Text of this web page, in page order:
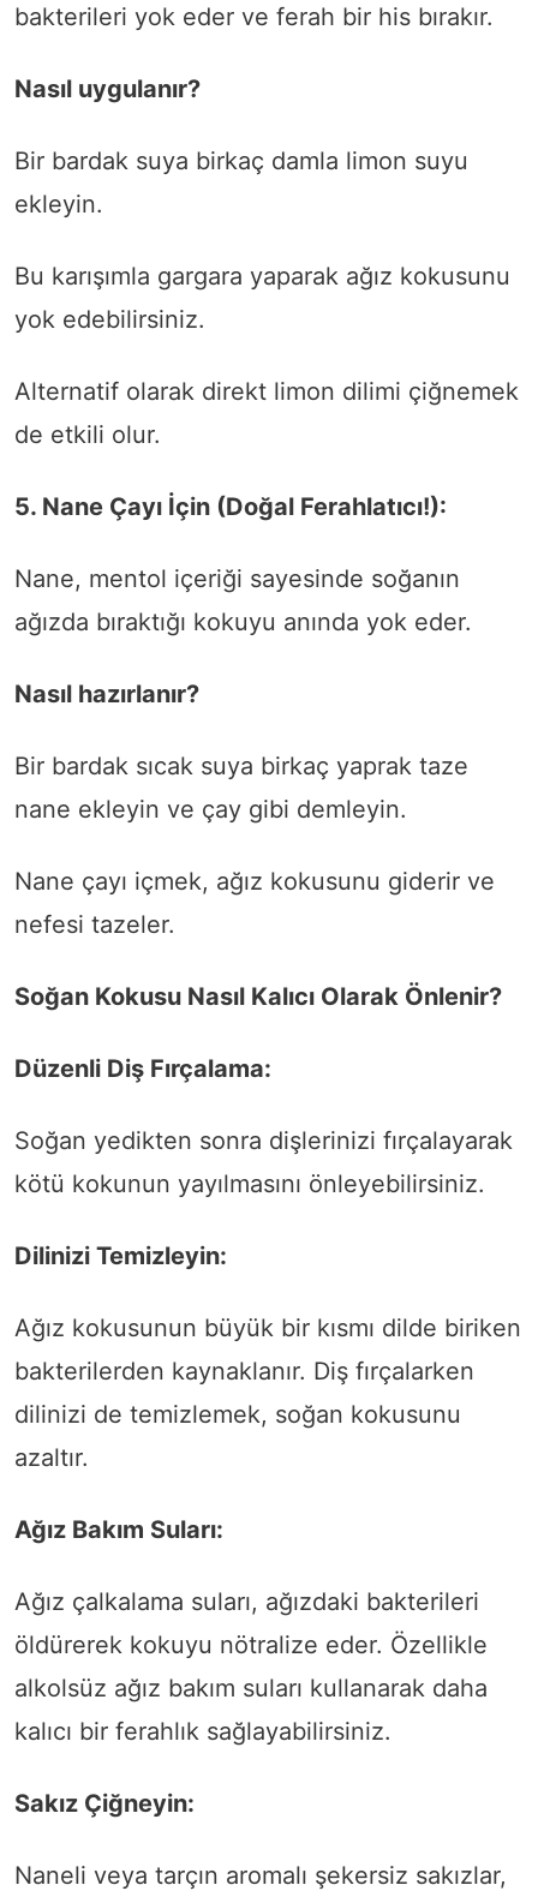
bakterileri yok eder ve ferah bir his bırakır.
Nasıl uygulanır?
Bir bardak suya birkaç damla limon suyu
ekleyin.
Bu karışımla gargara yaparak ağız kokusunu
yok edebilirsiniz.
Alternatif olarak direkt limon dilimi çiğnemek
de etkili olur.
5. Nane Çayı İçin (Doğal Ferahlatıcı!):
Nane, mentol içeriği sayesinde soğanın
ağızda bıraktığı kokuyu anında yok eder.
Nasıl hazırlanır?
Bir bardak sıcak suya birkaç yaprak taze
nane ekleyin ve çay gibi demleyin.
Nane çayı içmek, ağız kokusunu giderir ve
nefesi tazeler.
Soğan Kokusu Nasıl Kalıcı Olarak Önlenir?
Düzenli Diş Fırçalama:
Soğan yedikten sonra dişlerinizi fırçalayarak
kötü kokunun yayılmasını önleyebilirsiniz.
Dilinizi Temizleyin:
Ağız kokusunun büyük bir kısmı dilde biriken
bakterilerden kaynaklanır. Diş fırçalarken
dilinizi de temizlemek, soğan kokusunu
azaltır.
Ağız Bakım Suları:
Ağız çalkalama suları, ağızdaki bakterileri
öldürerek kokuyu nötralize eder. Özellikle
alkolsüz ağız bakım suları kullanarak daha
kalıcı bir ferahlık sağlayabilirsiniz.
Sakız Çiğneyin:
Naneli veya tarçın aromalı şekersiz sakızlar,